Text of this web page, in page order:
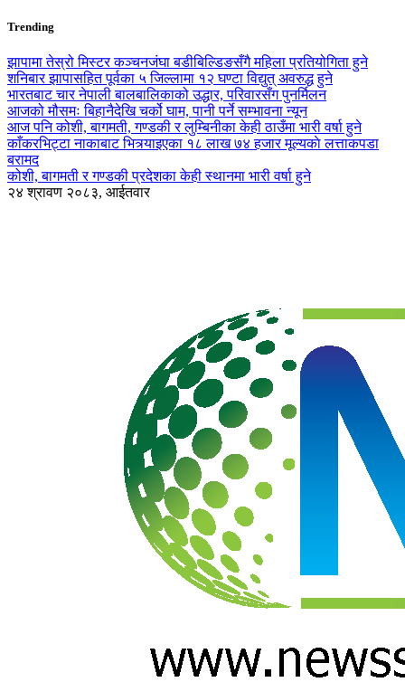
Trending
झापामा तेस्रो मिस्टर कञ्चनजंघा बडीबिल्डिङसँगै महिला प्रतियोगिता हुने
शनिबार झापासहित पूर्वका ५ जिल्लामा १२ घण्टा विद्युत् अवरुद्ध हुने
भारतबाट चार नेपाली बालबालिकाको उद्धार, परिवारसँग पुनर्मिलन
आजको मौसमः बिहानैदेखि चर्को घाम, पानी पर्ने सम्भावना न्यून
आज पनि कोशी, बागमती, गण्डकी र लुम्बिनीका केही ठाउँमा भारी वर्षा हुने
काँकरभिट्टा नाकाबाट भित्र्याइएका १८ लाख ७४ हजार मूल्यकाे लत्ताकपडा
बरामद
कोशी, बागमती र गण्डकी प्रदेशका केही स्थानमा भारी वर्षा हुने
२४ श्रावण २०८३, आईतवार